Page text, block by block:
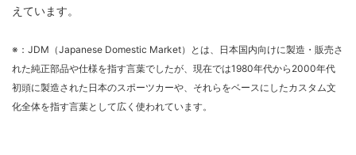
えています。
※：JDM（Japanese Domestic Market）とは、日本国内向けに製造・販売さ
れた純正部品や仕様を指す言葉でしたが、現在では1980年代から2000年代
初頭に製造された日本のスポーツカーや、それらをベースにしたカスタム文
化全体を指す言葉として広く使われています。